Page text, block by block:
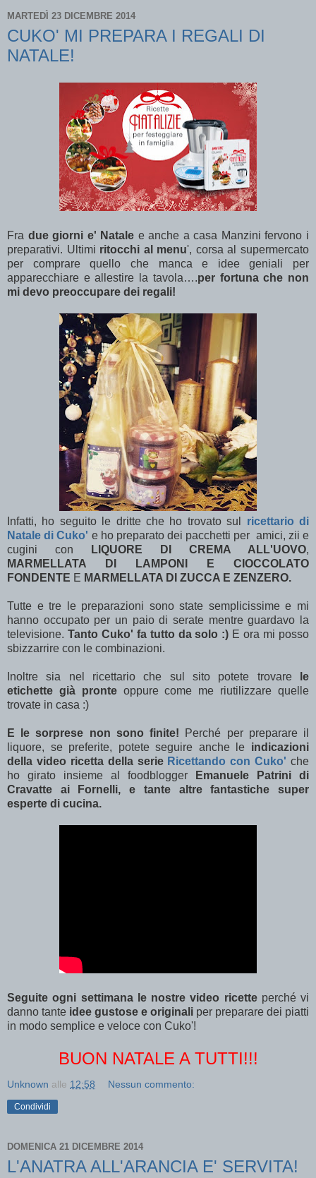
MARTEDÌ 23 DICEMBRE 2014
CUKO' MI PREPARA I REGALI DI
NATALE!
Fra due giorni e' Natale e anche a casa Manzini fervono i
preparativi. Ultimi ritocchi al menu', corsa al supermercato
per comprare quello che manca e idee geniali per
apparecchiare e allestire la tavola….per fortuna che non
mi devo preoccupare dei regali!
Infatti, ho seguito le dritte che ho trovato sul ricettario di
Natale di Cuko' e ho preparato dei pacchetti per amici, zii e
cugini con LIQUORE DI CREMA ALL'UOVO,
MARMELLATA DI LAMPONI E CIOCCOLATO
FONDENTE E MARMELLATA DI ZUCCA E ZENZERO.
Tutte e tre le preparazioni sono state semplicissime e mi
hanno occupato per un paio di serate mentre guardavo la
televisione. Tanto Cuko' fa tutto da solo :) E ora mi posso
sbizzarrire con le combinazioni.
Inoltre sia nel ricettario che sul sito potete trovare
le
etichette già pronteoppure come me riutilizzare quelle
trovate in casa :)
E le sorprese non sono finite! Perché per preparare il
liquore, se preferite, potete seguire anche le indicazioni
della video ricetta della serie Ricettando con Cuko' che
ho girato insieme al foodblogger
Emanuele Patrini di
Cravatte ai Fornelli, e tante altre fantastiche super
esperte di cucina.
Seguite ogni settimana le nostre video ricetteperché vi
danno tante idee gustose e originali per preparare dei piatti
in modo semplice e veloce con Cuko'!
BUON NATALE A TUTTI!!!
Unknown alle 12:58 Nessun commento:
Condividi
DOMENICA 21 DICEMBRE 2014
L'ANATRA ALL'ARANCIA E' SERVITA!